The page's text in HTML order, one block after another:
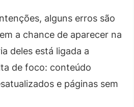
alguns erros são
a chance de aparecer na
deles está ligada a
de foco: conteúdo
e páginas sem